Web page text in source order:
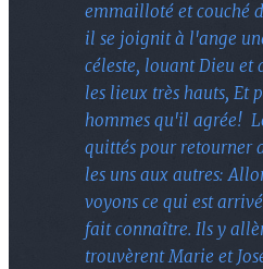
emmailloté et couché
il se joignit à l'ange
céleste, louant Dieu et
les lieux très hauts, Et
hommes qu'il agrée!
quittés pour retourner
les uns aux autres:
voyons ce qui est
fait connaître. Ils y
trouvèrent Marie et